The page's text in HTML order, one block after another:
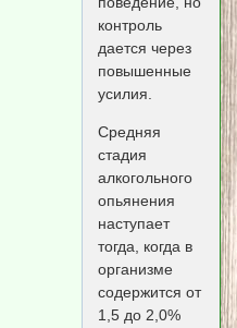
контроль
дается через
повышенные
усилия.
Средняя
стадия
алкогольного
опьянения
наступает
тогда, когда в
организме
содержится от
1,5 до 2,0%